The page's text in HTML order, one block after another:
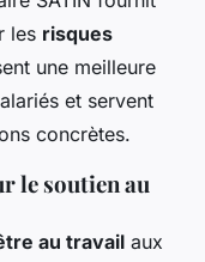
les risques
une meilleure
et servent
concrètes.
le soutien au
au travail aux